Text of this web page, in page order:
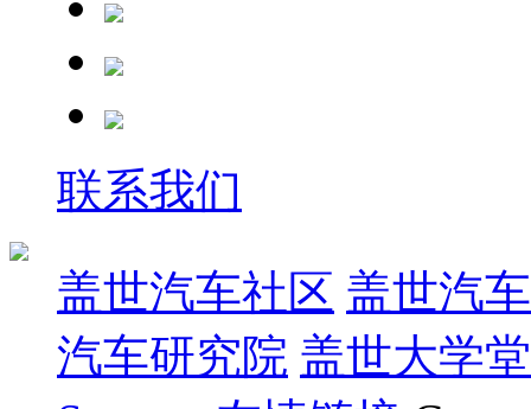
联系我们
盖世汽车社区 盖世汽
汽车研究院 盖世大学堂